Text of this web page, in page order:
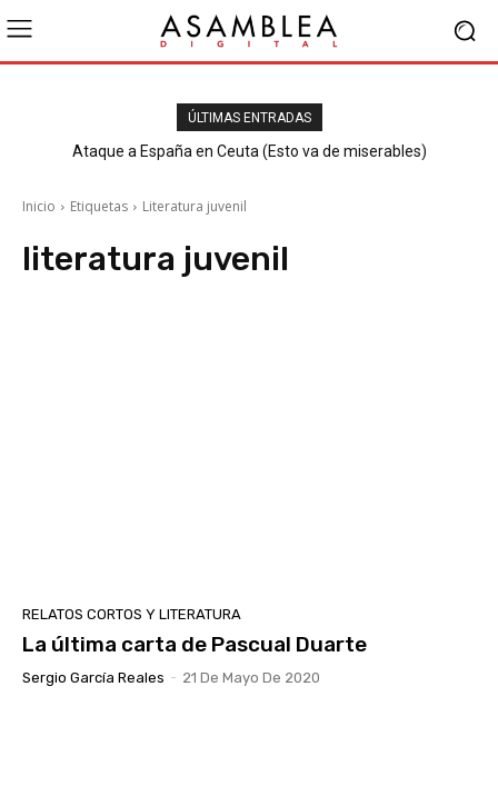
ÚLTIMAS ENTRADAS
Ataque a España en Ceuta (Esto va de miserables)
Inicio Etiquetas Literatura juvenil
literatura juvenil
RELATOS CORTOS Y LITERATURA
La última carta de Pascual Duarte
Sergio García Reales - 21 De Mayo De 2020